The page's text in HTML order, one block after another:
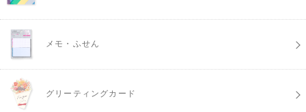
メモ・ふせん
グリーティングカード